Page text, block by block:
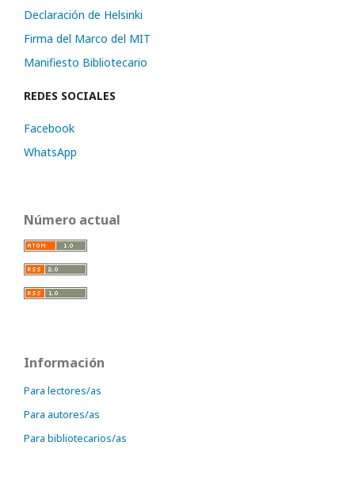
Declaración de Helsinki
Firma del Marco del MIT
Manifiesto Bibliotecario
REDES SOCIALES
Facebook
WhatsApp
Número actual
Información
Para lectores/as
Para autores/as
Para bibliotecarios/as